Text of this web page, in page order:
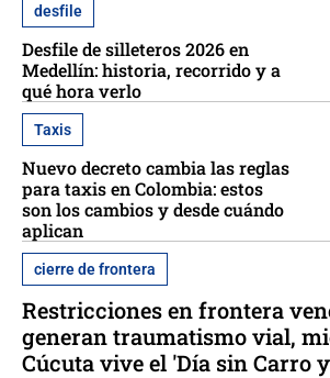
desfile
Desfile de silleteros 2026 en
Medellín: historia, recorrido y a
qué hora verlo
Taxis
Nuevo decreto cambia las reglas
para taxis en Colombia: estos
son los cambios y desde cuándo
aplican
cierre de frontera
Restricciones en frontera
generan traumatismo vial,
Cúcuta vive el 'Día sin Carro